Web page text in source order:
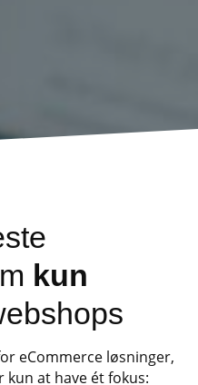
kun
eCommerce løsninger,
at have ét fokus: